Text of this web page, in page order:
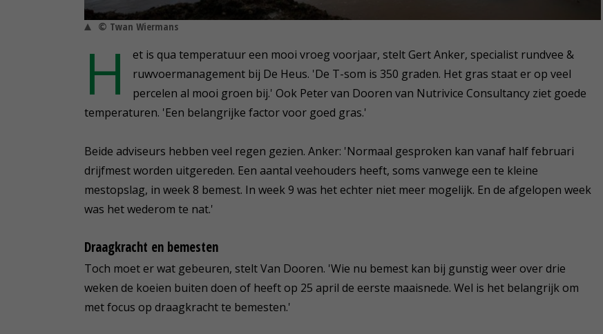
© Twan Wiermans
H
et is qua temperatuur een mooi vroeg voorjaar, stelt Gert Anker, specialist rundvee &
ruwvoermanagement bij De Heus. 'De T-som is 350 graden. Het gras staat er op veel
percelen al mooi groen bij.' Ook Peter van Dooren van Nutrivice Consultancy ziet goede
temperaturen. 'Een belangrijke factor voor goed gras.'
Beide adviseurs hebben veel regen gezien. Anker: 'Normaal gesproken kan vanaf half februari
drijfmest worden uitgereden. Een aantal veehouders heeft, soms vanwege een te kleine
mestopslag, in week 8 bemest. In week 9 was het echter niet meer mogelijk. En de afgelopen week
was het wederom te nat.'
Draagkracht en bemesten
Toch moet er wat gebeuren, stelt Van Dooren. 'Wie nu bemest kan bij gunstig weer over drie
weken de koeien buiten doen of heeft op 25 april de eerste maaisnede. Wel is het belangrijk om
met focus op draagkracht te bemesten.'